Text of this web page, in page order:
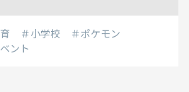
小学校
ポケモン
ント